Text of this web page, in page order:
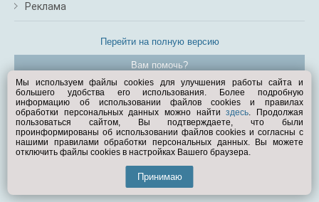
Реклама
Перейти на полную версию
Вам помочь?
© Exist.ru 1998—2026
Мы используем файлы cookies для улучшения работы сайта и
большего удобства его использования. Более подробную
информацию об использовании файлов cookies и правилах
обработки персональных данных можно найтиздесь. Продолжая
пользоваться сайтом, Вы подтверждаете, что были
проинформированы об использовании файлов cookies и согласны с
нашими правилами обработки персональных данных. Вы можете
отключить файлы cookies в настройках Вашего браузера.
Принимаю